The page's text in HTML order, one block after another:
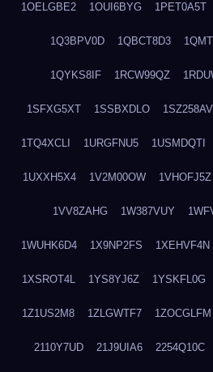
1OELGBE2 1OUI6BYG 1PET0A5T
1Q3BPV0D 1QBCT8D3
1QYKS8IF 1RCW99QZ
1SFXG5XT 1SSBXDLO 1SZ258AV
1TQ4XCLI 1URGFNU5 1USMDQTI
1UXXH5X4 1V2M00OW 1VHOFJ5Z
1VV8ZAHG 1W387VUY
1WUHK6D4 1X9NP2FS 1XEHVF4N
1XSROT4L 1YS8YJ6Z 1YSKFL0G
1Z1US2M8 1ZLGWTF7 1ZOCGLFM
2110Y7UD 21J9UIA6 2254Q10C